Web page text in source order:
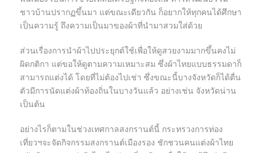
ชาวบ้านปรากฏขึ้นมา แต่ขณะเดียวกัน ก็อยากให้ทุกคนได้ศึกษา
เป็นความรู้ ถึงความเป็นมาของผ้าที่นำมาสวมใส่ด้วย
ส่วนเรื่องการนำผ้าไปประยุกต์ใช้เพื่อให้ดูสวยงามมากขึ้นคงไม่
ผิดกติกา แต่ขอให้ดูตามความเหมาะสม ซึ่งผ้าไทยแบบธรรมดาก็
สามารถแต่งได้ โดยที่ไม่ต้องไปเช่า ซึ่งขณะนี้บางจังหวัดก็ได้ตื่น
ตัวมีการนัดแต่งผ้าท้องถิ่นในบางวันแล้ว อย่างเช่น จังหวัดน่าน
เป็นต้น
อย่างไรก็ตามในช่วงเทศกาลสงกรานต์นี้ กระทรวงการท่อง
เที่ยวฯจะจัดกิจกรรมสงกรานต์เมืองรอง ชักชวนคนแต่งผ้าไทย